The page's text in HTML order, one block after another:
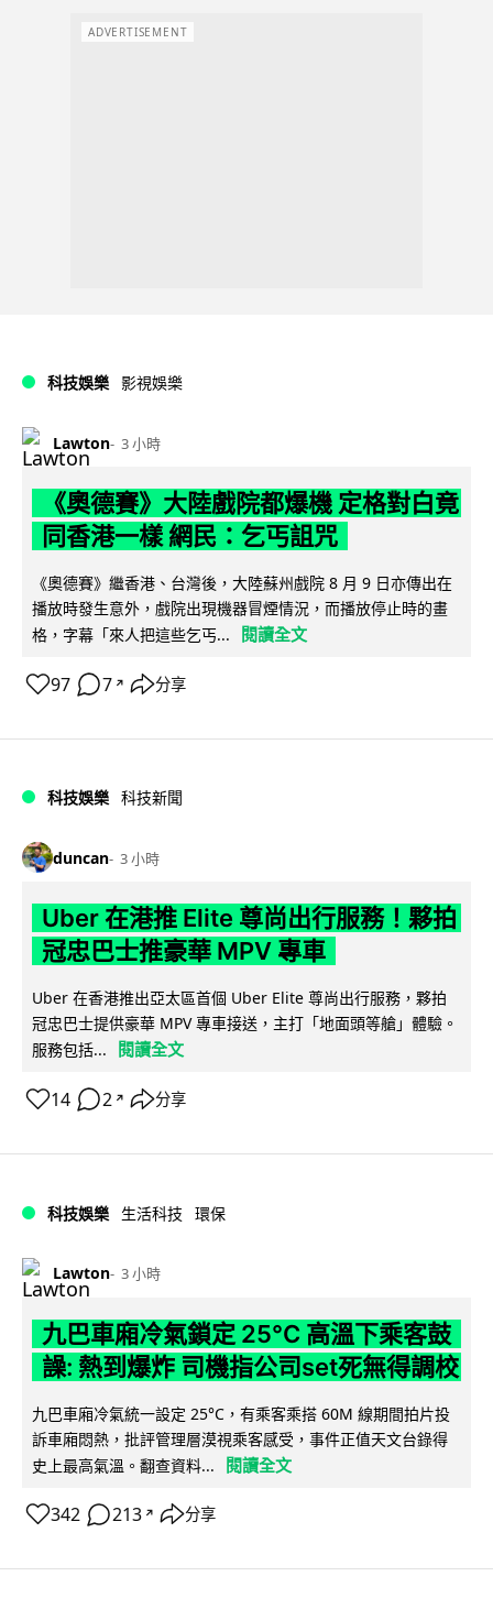
ADVERTISEMENT
科技娛樂 影視娛樂
Lawton 3 小時
《奧德賽》大陸戲院都爆機 定格對白竟
同香港一樣 網民：乞丐詛咒
《奧德賽》繼香港、台灣後，大陸蘇州戲院 8 月 9 日亦傳出在
播放時發生意外，戲院出現機器冒煙情況，而播放停止時的畫
格，字幕「來人把這些乞丐...
閱讀全文
97 7 ↗ 分享
科技娛樂 科技新聞
duncan 3 小時
Uber 在港推 Elite 尊尚出行服務！夥拍
冠忠巴士推豪華 MPV 專車
Uber 在香港推出亞太區首個 Uber Elite 尊尚出行服務，夥拍
冠忠巴士提供豪華 MPV 專車接送，主打「地面頭等艙」體驗。
服務包括...
閱讀全文
14 2 ↗ 分享
科技娛樂 生活科技 環保
Lawton 3 小時
九巴車廂冷氣鎖定 25°C 高溫下乘客鼓
譟: 熱到爆炸 司機指公司set死無得調校
九巴車廂冷氣統一設定 25°C，有乘客乘搭 60M 線期間拍片投
訴車廂悶熱，批評管理層漠視乘客感受，事件正值天文台錄得
史上最高氣溫。翻查資料...
閱讀全文
342 213 ↗ 分享